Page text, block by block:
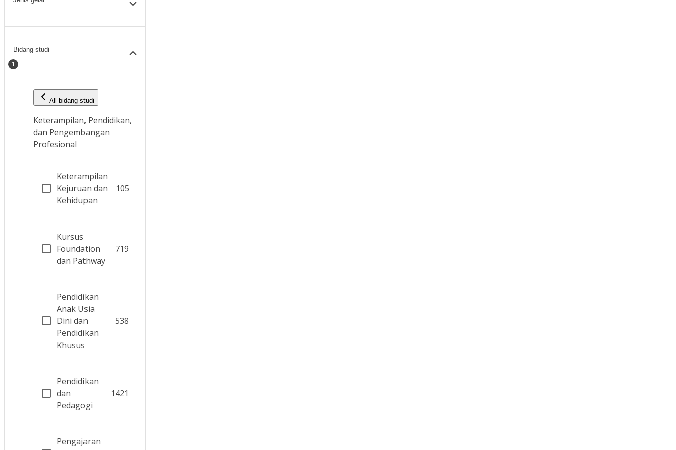
Bidang studi
1
All bidang studi
Keterampilan, Pendidikan,
dan Pengembangan
Profesional
Keterampilan
Kejuruan dan
Kehidupan
105
Kursus
Foundation
dan Pathway
719
Pendidikan
Anak Usia
Dini dan
Pendidikan
Khusus
538
Pendidikan
dan
Pedagogi
1421
Pengajaran